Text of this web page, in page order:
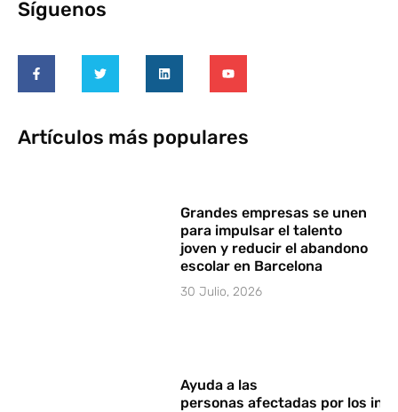
Síguenos
Artículos más populares
Grandes empresas se unen
para impulsar el talento
joven y reducir el abandono
escolar en Barcelona
30 Julio, 2026
Ayuda a las
personas afectadas por los